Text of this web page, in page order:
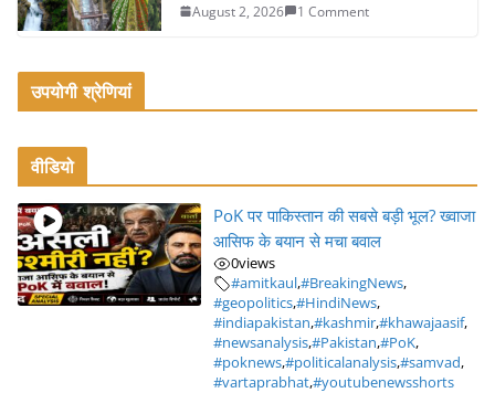
August 2, 2026 1 Comment
उपयोगी श्रेणियां
वीडियो
PoK पर पाकिस्तान की सबसे बड़ी भूल? ख्वाजा
आसिफ के बयान से मचा बवाल
0views
#amitkaul,#BreakingNews,
#geopolitics,#HindiNews,
#indiapakistan,#kashmir,#khawajaasif,
#newsanalysis,#Pakistan,#PoK,
#poknews,#politicalanalysis,#samvad,
#vartaprabhat,#youtubenewsshorts